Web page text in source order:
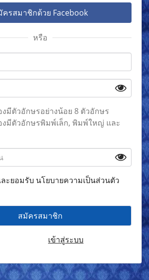
ครสมาชิกด้วย Facebook
หรือ
มีตัวอักษรอย่างน้อย 8 ตัวอักษร
มีตัวอักษรพิมพ์เล็ก, พิมพ์ใหญ่ และ
ะยอมรับ นโยบายความเป็นส่วนตัว
สมัครสมาชิก
เข้าสู่ระบบ